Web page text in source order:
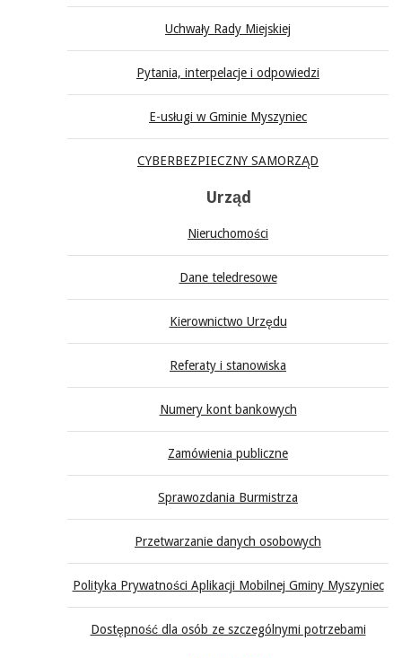
Uchwały Rady Miejskiej
Pytania, interpelacje i odpowiedzi
E-usługi w Gminie Myszyniec
CYBERBEZPIECZNY SAMORZĄD
Urząd
Nieruchomości
Dane teledresowe
Kierownictwo Urzędu
Referaty i stanowiska
Numery kont bankowych
Zamówienia publiczne
Sprawozdania Burmistrza
Przetwarzanie danych osobowych
Polityka Prywatności Aplikacji Mobilnej Gminy Myszyniec
Dostępność dla osób ze szczególnymi potrzebami